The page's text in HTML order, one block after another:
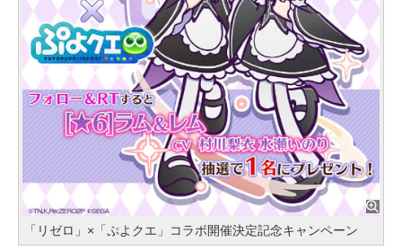
「リゼロ」×「ぷよクエ」コラボ開催決定記念キャンペーン